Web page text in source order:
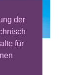
der
für
für